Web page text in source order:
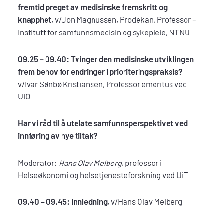
fremtid preget av medisinske fremskritt og
knapphet, v/Jon Magnussen, Prodekan, Professor –
Institutt for samfunnsmedisin og sykepleie, NTNU
09.25 – 09.40: Tvinger den medisinske utviklingen
frem behov for endringer i prioriteringspraksis?
v/Ivar Sønbø Kristiansen, Professor emeritus ved
UiO
Har vi råd til å utelate samfunnsperspektivet ved
innføring av nye tiltak?
Moderator: Hans Olav Melberg, professor i
Helseøkonomi og helsetjenesteforskning ved UiT
09.40 – 09.45: Innledning, v/Hans Olav Melberg